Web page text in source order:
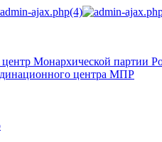
Монархической партии
центра МПР